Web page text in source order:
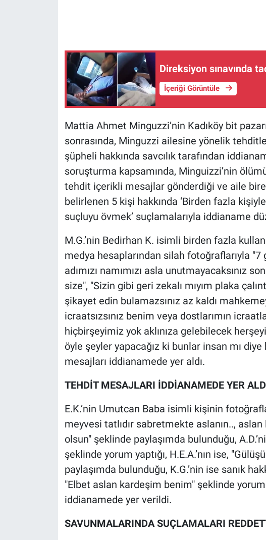
Direksiyon sınavında
İçeriği Görüntüle
Mattia Ahmet Minguzzi’nin Kadıköy bit
sonrasında, Minguzzi ailesine yönelik
şüpheli hakkında savcılık tarafından
soruşturma kapsamında, Minguizzi’nin
tehdit içerikli mesajlar gönderdiği ve aile
belirlenen 5 kişi hakkında ‘Birden fazla
suçluyu övmek’ suçlamalarıyla iddianame
M.G.’nin Bedirhan K. isimli birden fazla
medya hesaplarından silah fotoğraflarıyla "7
adımızı namımızı asla unutmayacaksınız
size", "Sizin gibi geri zekalı mıyım plaka
şikayet edin bulamazsınız az kaldı
icraatsızsınız benim veya dostlarımın
hiçbirşeyimiz yok aklınıza gelebilecek
öyle şeyler yapacağız ki bunlar insan mı
mesajları iddianamede yer aldı.
TEHDİT MESAJLARI İDDİANAMEDE YER
E.K.’nin Umutcan Baba isimli kişinin
meyvesi tatlıdır sabretmekte aslanın..,
olsun" şeklinde paylaşımda bulunduğu,
şeklinde yorum yaptığı, H.E.A.’nın ise,
paylaşımda bulunduğu, K.G.’nin ise sanık
"Elbet aslan kardeşim benim" şeklinde
iddianamede yer verildi.
SAVUNMALARINDA SUÇLAMALARI
Günün görüntüsü
Koronavirüs
Kültür Sanat
Ne demişti
Programlar
Teknoloji
Türkiye'nin Geleceği
Türkiye'nin Gündemi
Yerel Gündem
Yerel Yaşam
Canlı Yayın